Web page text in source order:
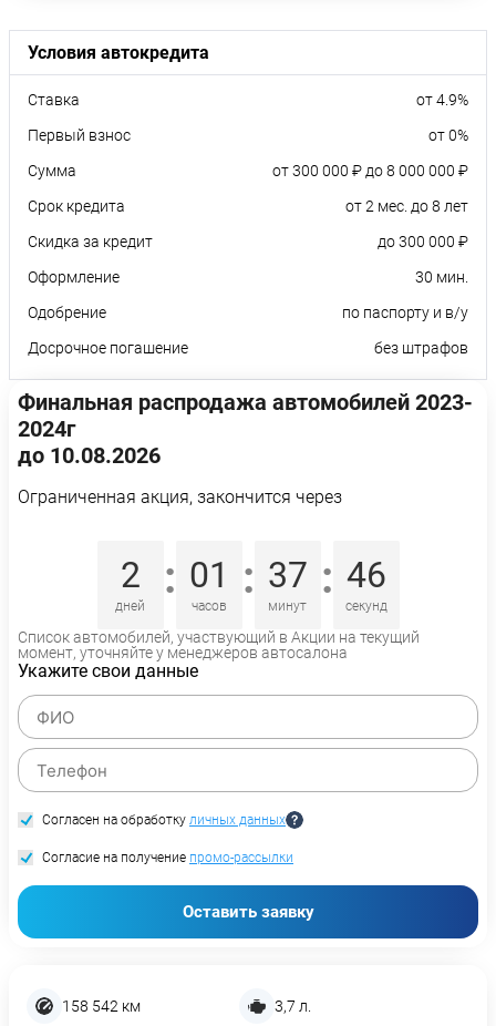
158 542 км 3,7 л.
Условия автокредита
Ставка
от 4.9%
Первый взнос
от 0%
Сумма
от 300 000 ₽ до 8 000 000 ₽
Срок кредита
от 2 мес. до 8 лет
Скидка за кредит
до 300 000 ₽
Оформление
30 мин.
Одобрение
по паспорту и в/у
Досрочное погашение
без штрафов
Финальная распродажа автомобилей 2023-
2024г
до 10.08.2026
Ограниченная акция, закончится через
2
дней
: 01
часов
: 37
минут
: 46
секунд
Список автомобилей, участвующий в Акции на текущий
момент, уточняйте у менеджеров автосалона
Укажите свои данные
Согласен на обработку личных данных
Согласие на получение промо-рассылки
Оставить заявку